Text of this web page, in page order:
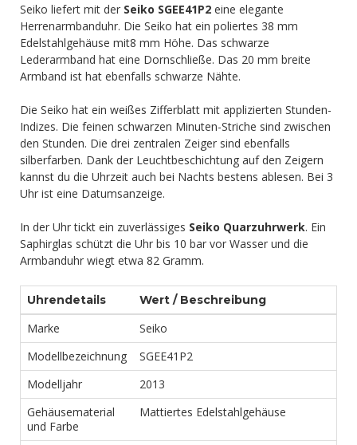
Seiko liefert mit der Seiko SGEE41P2 eine elegante
Herrenarmbanduhr. Die Seiko hat ein poliertes 38 mm
Edelstahlgehäuse mit8 mm Höhe. Das schwarze
Lederarmband hat eine Dornschließe. Das 20 mm breite
Armband ist hat ebenfalls schwarze Nähte.
Die Seiko hat ein weißes Zifferblatt mit applizierten Stunden-
Indizes. Die feinen schwarzen Minuten-Striche sind zwischen
den Stunden. Die drei zentralen Zeiger sind ebenfalls
silberfarben. Dank der Leuchtbeschichtung auf den Zeigern
kannst du die Uhrzeit auch bei Nachts bestens ablesen. Bei 3
Uhr ist eine Datumsanzeige.
In der Uhr tickt ein zuverlässiges Seiko Quarzuhrwerk. Ein
Saphirglas schützt die Uhr bis 10 bar vor Wasser und die
Armbanduhr wiegt etwa 82 Gramm.
Uhrendetails Wert / Beschreibung
Marke
Seiko
Modellbezeichnung
SGEE41P2
Modelljahr
2013
Gehäusematerial
und Farbe
Mattiertes Edelstahlgehäuse